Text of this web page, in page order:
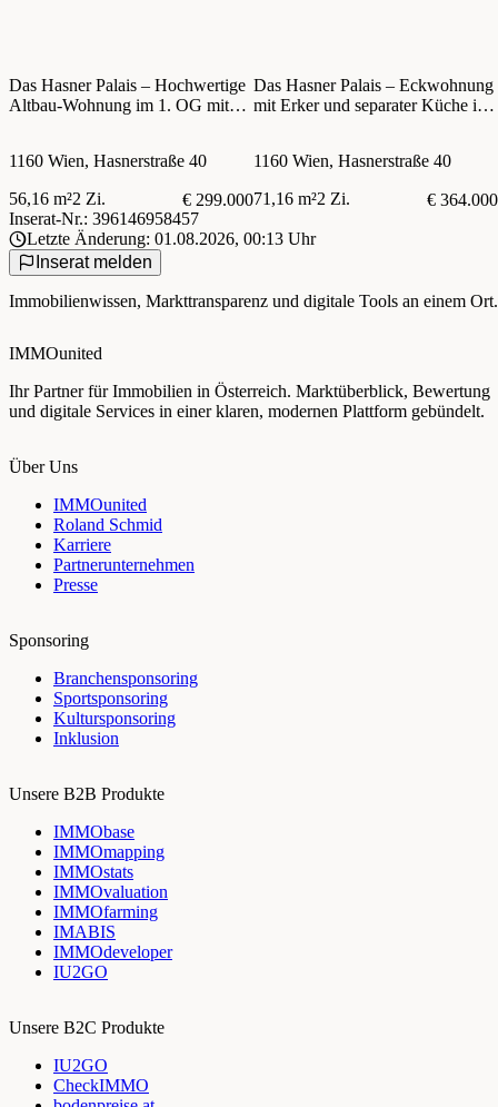
Das Hasner Palais – Hochwertige
Altbau-Wohnung im 1. OG mit
1160 Wien, Hasnerstraße 40
56,16 m²2 Zi. € 299.000
Das Hasner Palais – Eckwohnung
mit Erker und separater Küche im
1160 Wien, Hasnerstraße 40
71,16 m²2 Zi.
€ 364.000
Inserat-Nr.: 396146958457
Letzte Änderung: 01.08.2026, 00:13 Uhr
Inserat melden
Immobilienwissen, Markttransparenz und digitale Tools an einem Ort.
IMMOunited
Ihr Partner für Immobilien in Österreich. Marktüberblick, Bewertung
und digitale Services in einer klaren, modernen Plattform gebündelt.
Über Uns
IMMOunited
Roland Schmid
Karriere
Partnerunternehmen
Presse
Sponsoring
Branchensponsoring
Sportsponsoring
Kultursponsoring
Inklusion
Unsere B2B Produkte
IMMObase
IMMOmapping
IMMOstats
IMMOvaluation
IMMOfarming
IMABIS
IMMOdeveloper
IU2GO
Unsere B2C Produkte
IU2GO
CheckIMMO